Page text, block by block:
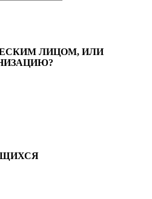
ЛИЦОМ, ИЛИ